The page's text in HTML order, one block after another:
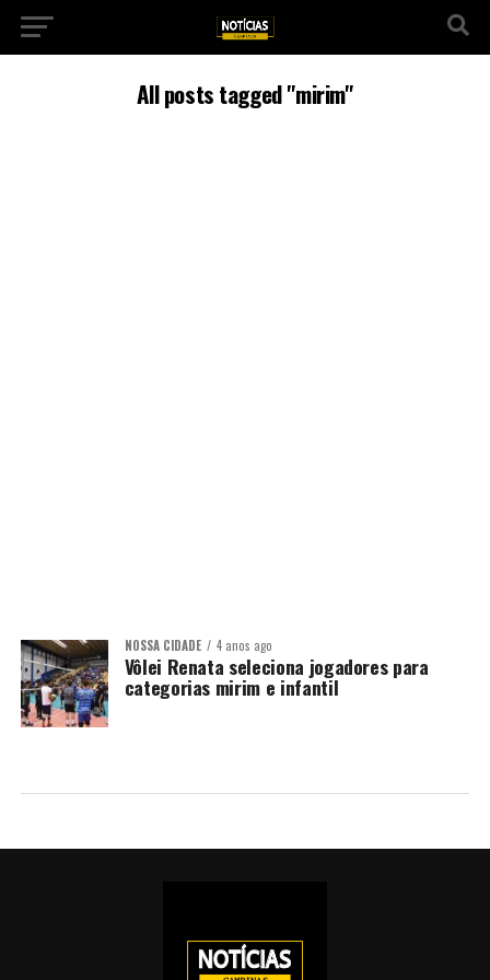
All posts tagged "mirim"
NOSSA CIDADE 4 anos ago
Vôlei Renata seleciona jogadores para
categorias mirim e infantil